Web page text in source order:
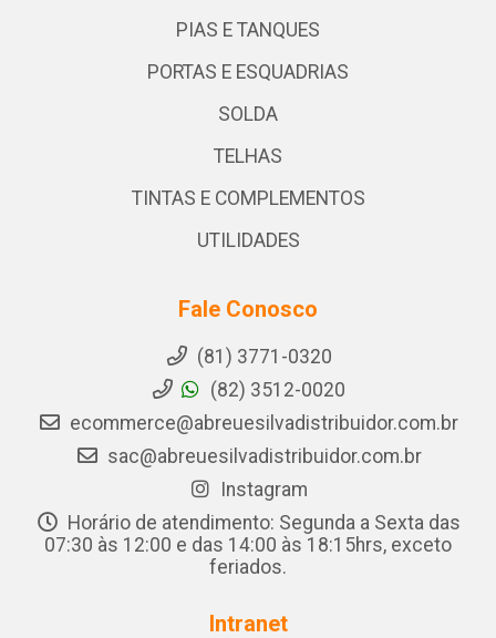
PIAS E TANQUES
PORTAS E ESQUADRIAS
SOLDA
TELHAS
TINTAS E COMPLEMENTOS
UTILIDADES
Fale Conosco
(81) 3771-0320
(82) 3512-0020
ecommerce@abreuesilvadistribuidor.com.br
sac@abreuesilvadistribuidor.com.br
Instagram
Horário de atendimento: Segunda a Sexta das
07:30 às 12:00 e das 14:00 às 18:15hrs, exceto
feriados.
Intranet